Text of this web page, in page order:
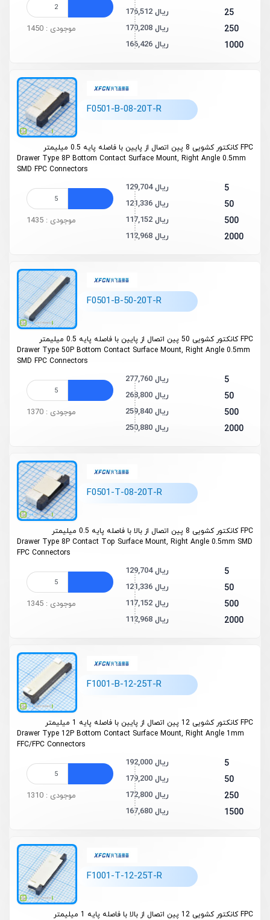
25 176,512 ریال
250 170,208 ریال
1000 166,426 ریال
موجودی : 1450
F0501-B-08-20T-R
FPC کانکتور کشویی 8 پین اتصال از پایین با فاصله پایه 0.5 میلیمتر
Drawer Type 8P Bottom Contact Surface Mount, Right Angle 0.5mm
SMD FPC Connectors
5 129,704 ریال
50 121,336 ریال
500 117,152 ریال
2000 112,968 ریال
موجودی : 1435
F0501-B-50-20T-R
FPC کانکتور کشویی 50 پین اتصال از پایین با فاصله پایه 0.5 میلیمتر
Drawer Type 50P Bottom Contact Surface Mount, Right Angle 0.5mm
SMD FPC Connectors
5 277,760 ریال
50 268,800 ریال
500 259,840 ریال
2000 250,880 ریال
موجودی : 1370
F0501-T-08-20T-R
FPC کانکتور کشویی 8 پین اتصال از بالا با فاصله پایه 0.5 میلیمتر
Drawer Type 8P Contact Top Surface Mount, Right Angle 0.5mm SMD
FPC Connectors
5 129,704 ریال
50 121,336 ریال
500 117,152 ریال
2000 112,968 ریال
موجودی : 1345
F1001-B-12-25T-R
FPC کانکتور کشویی 12 پین اتصال از پایین با فاصله پایه 1 میلیمتر
Drawer Type 12P Bottom Contact Surface Mount, Right Angle 1mm
FFC/FPC Connectors
5 192,000 ریال
50 179,200 ریال
250 172,800 ریال
1500 167,680 ریال
موجودی : 1310
F1001-T-12-25T-R
FPC کانکتور کشویی 12 پین اتصال از بالا با فاصله پایه 1 میلیمتر